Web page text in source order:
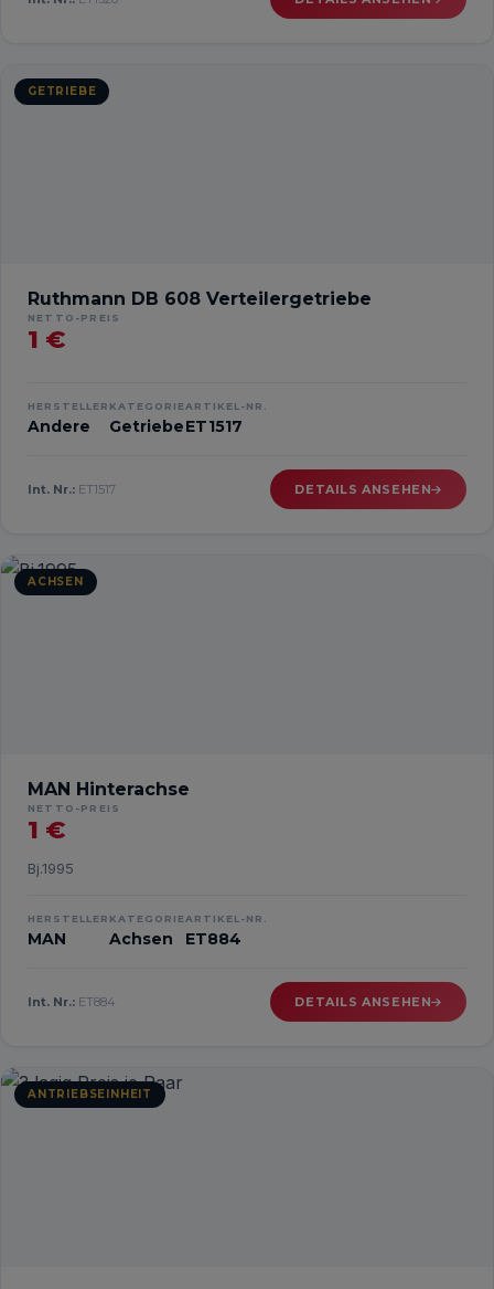
GETRIEBE
Ruthmann DB 608 Verteilergetriebe
NETTO-PREIS
1 €
HERSTELLER
Andere
KATEGORIE
Getriebe
ARTIKEL-NR.
ET1517
Int. Nr.: ET1517 DETAILS ANSEHEN
ACHSEN
MAN Hinterachse
NETTO-PREIS
1 €
Bj.1995
HERSTELLER
MAN
KATEGORIE
Achsen
ARTIKEL-NR.
ET884
Int. Nr.: ET884 DETAILS ANSEHEN
ANTRIEBSEINHEIT